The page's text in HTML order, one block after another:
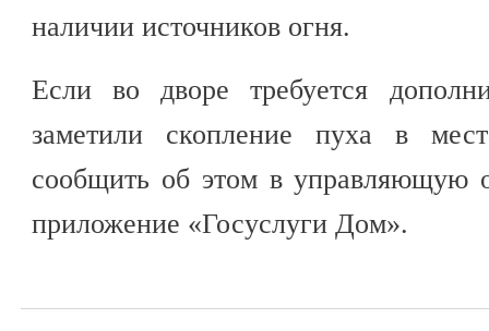
наличии источников огня.
Если во дворе требуется
заметили скопление пуха в
сообщить об этом в управляющую
приложение «Госуслуги Дом».